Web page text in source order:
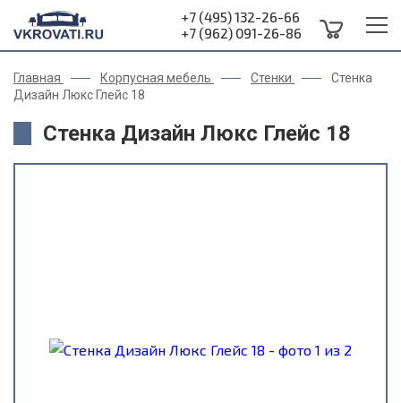
+7 (495) 132-26-66
+7 (962) 091-26-86
Главная Корпусная мебель Стенки
Стенка
Дизайн Люкс Глейс 18
Стенка Дизайн Люкс Глейс 18